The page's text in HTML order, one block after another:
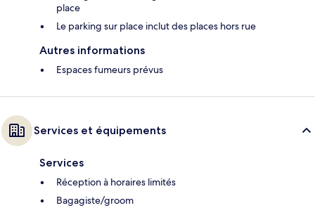
place
Le parking sur place inclut des places hors rue
Autres informations
Espaces fumeurs prévus
Services et équipements
Services
Réception à horaires limités
Bagagiste/groom